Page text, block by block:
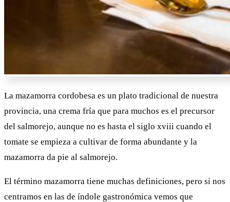
La mazamorra cordobesa es un plato tradicional de nuestra
provincia, una crema fría que para muchos es el precursor
del salmorejo, aunque no es hasta el siglo xviii cuando el
tomate se empieza a cultivar de forma abundante y la
mazamorra da pie al salmorejo.
El término mazamorra tiene muchas definiciones, pero si nos
centramos en las de índole gastronómica vemos que